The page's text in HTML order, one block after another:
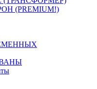
(PREMIUM!)